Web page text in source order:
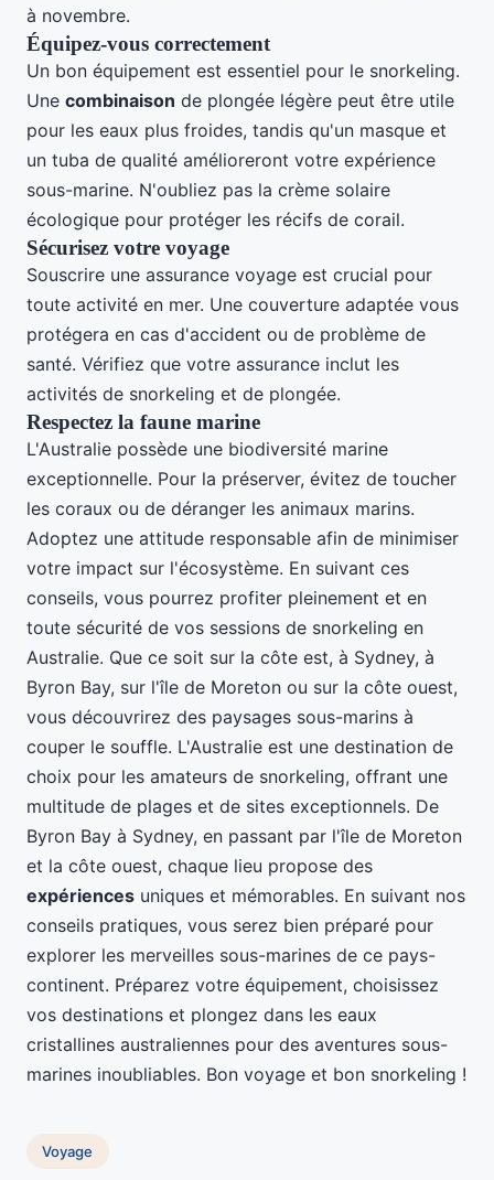
à novembre.
Équipez-vous correctement
Un bon équipement est essentiel pour le snorkeling.
Une combinaison de plongée légère peut être utile
pour les eaux plus froides, tandis qu'un masque et
un tuba de qualité amélioreront votre expérience
sous-marine. N'oubliez pas la crème solaire
écologique pour protéger les récifs de corail.
Sécurisez votre voyage
Souscrire une assurance voyage est crucial pour
toute activité en mer. Une couverture adaptée vous
protégera en cas d'accident ou de problème de
santé. Vérifiez que votre assurance inclut les
activités de snorkeling et de plongée.
Respectez la faune marine
L'Australie possède une biodiversité marine
exceptionnelle. Pour la préserver, évitez de toucher
les coraux ou de déranger les animaux marins.
Adoptez une attitude responsable afin de minimiser
votre impact sur l'écosystème. En suivant ces
conseils, vous pourrez profiter pleinement et en
toute sécurité de vos sessions de snorkeling en
Australie. Que ce soit sur la côte est, à Sydney, à
Byron Bay, sur l'île de Moreton ou sur la côte ouest,
vous découvrirez des paysages sous-marins à
couper le souffle. L'Australie est une destination de
choix pour les amateurs de snorkeling, offrant une
multitude de plages et de sites exceptionnels. De
Byron Bay à Sydney, en passant par l'île de Moreton
et la côte ouest, chaque lieu propose des
expériences uniques et mémorables. En suivant nos
conseils pratiques, vous serez bien préparé pour
explorer les merveilles sous-marines de ce pays-
continent. Préparez votre équipement, choisissez
vos destinations et plongez dans les eaux
cristallines australiennes pour des aventures sous-
marines inoubliables. Bon voyage et bon snorkeling !
Voyage